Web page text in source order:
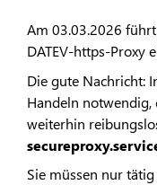
Am 03.03.2026
DATEV-https-Proxy
Die gute Nachricht:
Handeln notwendig,
weiterhin
Sie müssen nur